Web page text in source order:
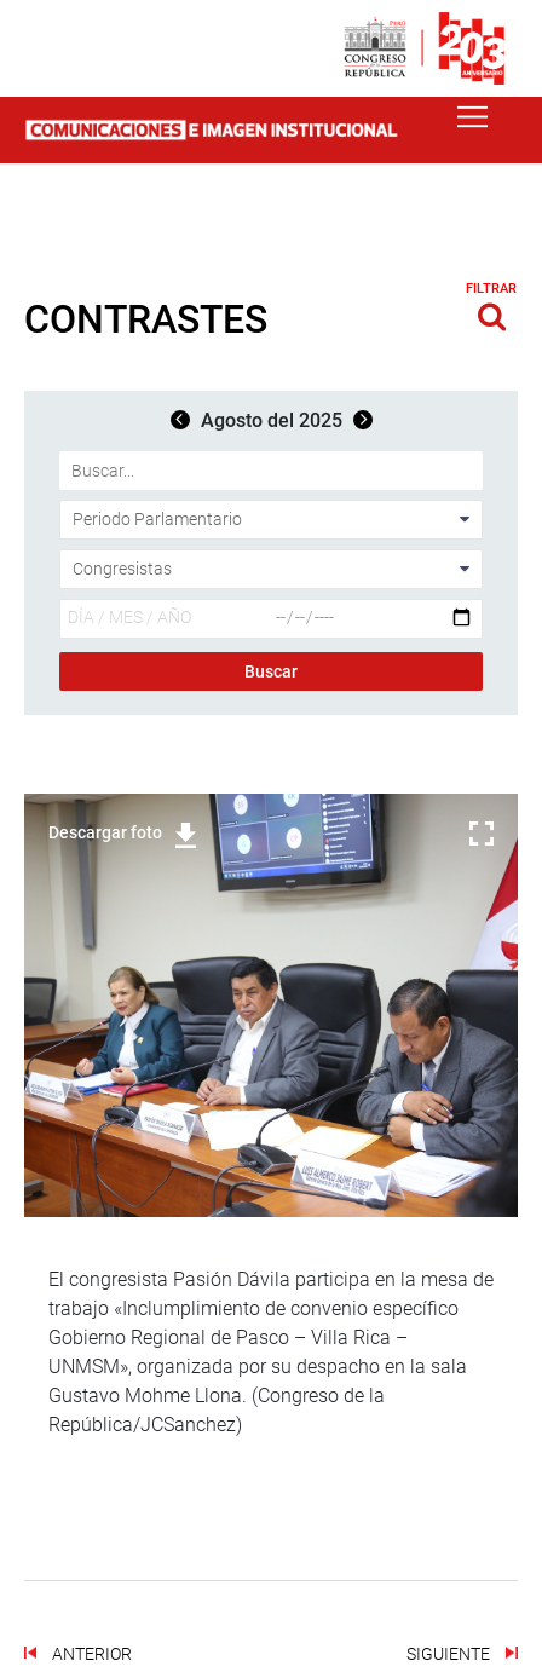
CONTRASTES
FILTRAR
Agosto del 2025
Descargar foto
El congresista Pasión Dávila participa en la mesa de
trabajo «Inclumplimiento de convenio específico
Gobierno Regional de Pasco – Villa Rica –
UNMSM», organizada por su despacho en la sala
Gustavo Mohme Llona. (Congreso de la
República/JCSanchez)
ANTERIOR SIGUIENTE